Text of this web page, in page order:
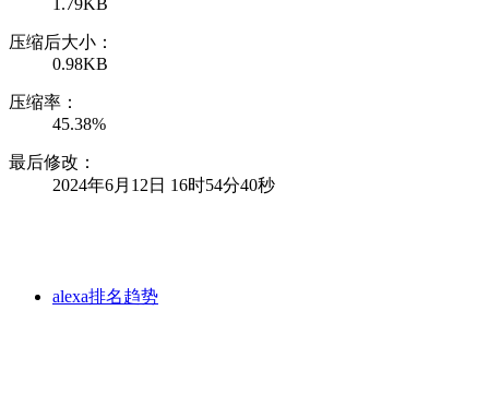
压缩后大小：
0.98KB
压缩率：
45.38%
最后修改：
2024年6月12日 16时54分40秒
alexa排名趋势